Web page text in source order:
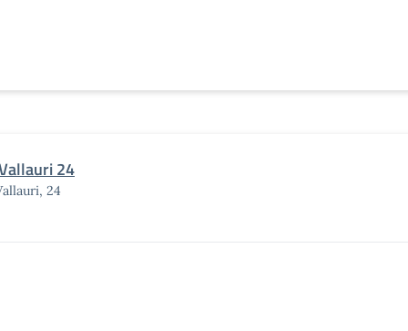
24
24